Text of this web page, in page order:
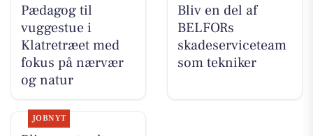
Pædagog til
vuggestue i
Klatretræet med
fokus på nærvær
og natur
Bliv en del af
BELFORs
skadeserviceteam
som tekniker
JOBNYT